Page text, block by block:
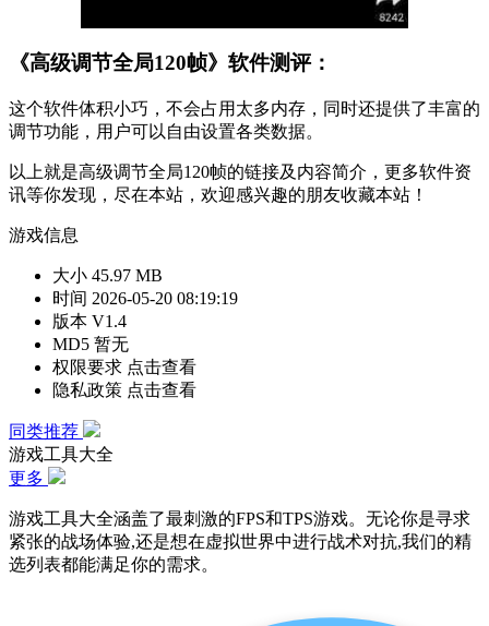
《高级调节全局120帧》软件测评：
这个软件体积小巧，不会占用太多内存，同时还提供了丰富的
调节功能，用户可以自由设置各类数据。
以上就是高级调节全局120帧的链接及内容简介，更多软件资
讯等你发现，尽在本站，欢迎感兴趣的朋友收藏本站！
游戏信息
大小 45.97 MB
时间 2026-05-20 08:19:19
版本 V1.4
MD5 暂无
权限要求 点击查看
隐私政策 点击查看
同类推荐
游戏工具大全
更多
游戏工具大全涵盖了最刺激的FPS和TPS游戏。无论你是寻求
紧张的战场体验,还是想在虚拟世界中进行战术对抗,我们的精
选列表都能满足你的需求。